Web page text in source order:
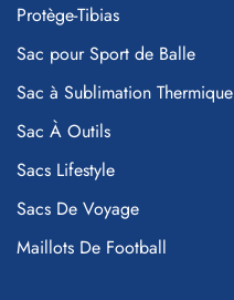
Protège-Tibias
Sac pour Sport de Balle
Sac à Sublimation Thermique
Sac À Outils
Sacs Lifestyle
Sacs De Voyage
Maillots De Football